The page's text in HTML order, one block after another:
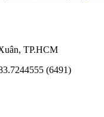
TP.HCM
(6491)